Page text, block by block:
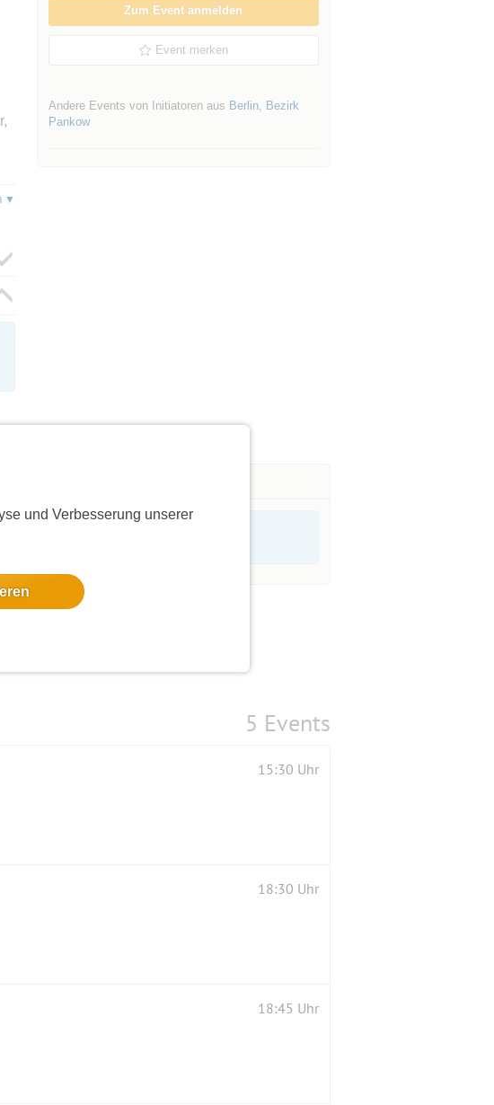
und Verbesserung unserer
Zum Event anmelden
Event merken
Andere Events von Initiatoren aus Berlin, Bezirk
Pankow
sichtbar.
5 Events
15:30 Uhr
18:30 Uhr
18:45 Uhr